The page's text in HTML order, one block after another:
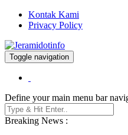
Kontak Kami
Privacy Policy
Jeramidotinfo
Berita dan Informasi Terkini
Toggle navigation
Define your main menu bar
Breaking News :